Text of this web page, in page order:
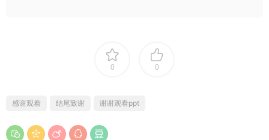
0 0
感谢观看 结尾致谢 谢谢观看ppt